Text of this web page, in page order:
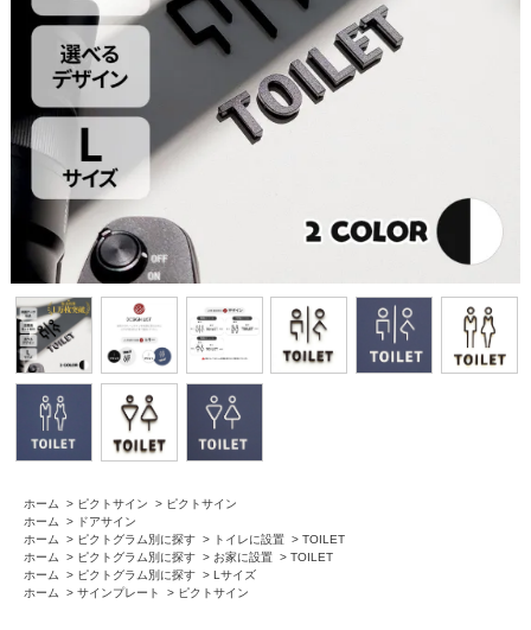
ホーム > ピクトサイン > ピクトサイン
ホーム
> ドアサイン
ホーム
> ピクトグラム別に探す > トイレに設置 > TOILET
ホーム
> ピクトグラム別に探す > お家に設置 > TOILET
ホーム
> ピクトグラム別に探す > Lサイズ
ホーム
> サインプレート > ピクトサイン